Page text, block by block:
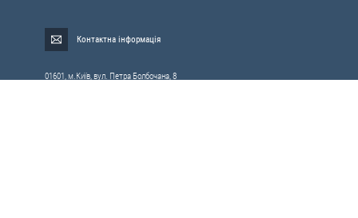
Контактна інформація
01601, м.Київ, вул. Петра Болбочана, 8